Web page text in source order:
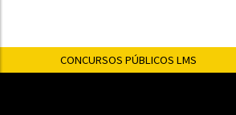
CONCURSOS PÚBLICOS LMS